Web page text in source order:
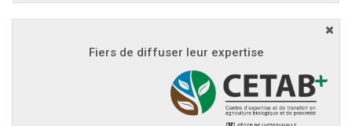
Fiers de diffuser leur expertise